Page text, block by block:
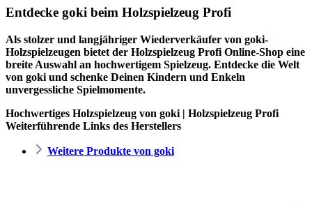
Entdecke goki beim Holzspielzeug Profi
Als stolzer und langjähriger Wiederverkäufer von goki-
Holzspielzeugen bietet der Holzspielzeug Profi Online-Shop eine
breite Auswahl an hochwertigem Spielzeug. Entdecke die Welt
von goki und schenke Deinen Kindern und Enkeln
unvergessliche Spielmomente.
Hochwertiges Holzspielzeug von goki | Holzspielzeug Profi
Weiterführende Links des Herstellers
Weitere Produkte von goki